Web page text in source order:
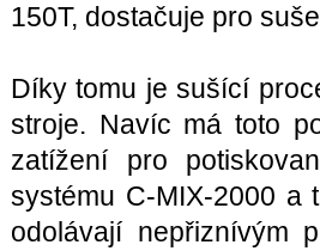
150T, dostačuje pro
Díky tomu je sušící
stroje. Navíc má toto
zatížení pro
systému C-MIX-2000 a
odolávají nepřiznívým